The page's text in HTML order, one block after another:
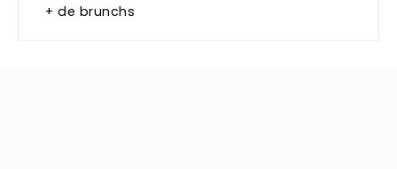
+ de brunchs